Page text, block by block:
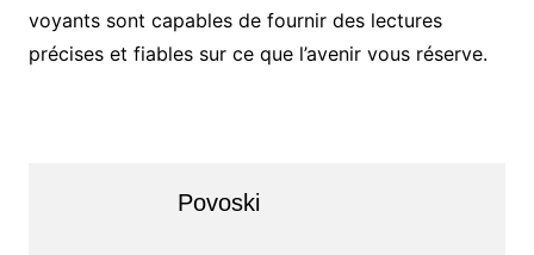
voyants sont capables de fournir des lectures
précises et fiables sur ce que l’avenir vous réserve.
Povoski